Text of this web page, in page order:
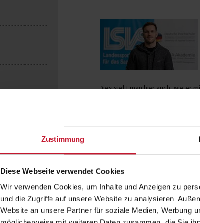
Zustimmung
Diese Webseite verwendet Cookies
Wir verwenden Cookies, um Inhalte und Anzeigen zu
und die Zugriffe auf unsere Website zu analysieren.
Website an unsere Partner für soziale Medien, Werbung
Dies sieht man hier auch, wie er
Etienne Kinsinger über
Etienne Kinsinger ist nicht nur
Master of Arts Sportökonomie an
Leistungssport verbinden kann